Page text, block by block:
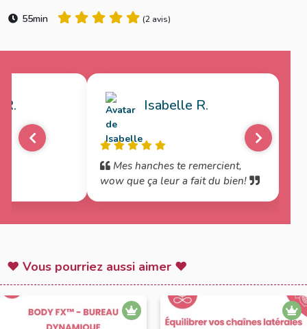
55min (2 avis)
Isabelle R.
Mes hanches te remercient,
wow que ça leur a fait du bien!
♥ Vous pourriez aussi aimer ♥